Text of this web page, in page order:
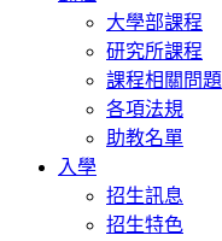
大學部課程
研究所課程
課程相關問題
各項法規
助教名單
入學
招生訊息
招生特色